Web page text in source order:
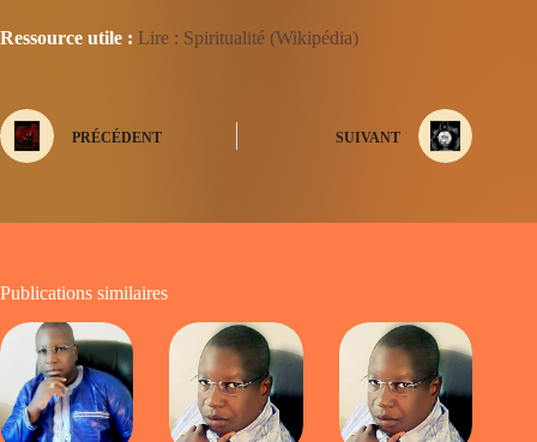
Ressource utile : Lire : Spiritualité (Wikipédia)
PRÉCÉDENT SUIVANT
Publications similaires